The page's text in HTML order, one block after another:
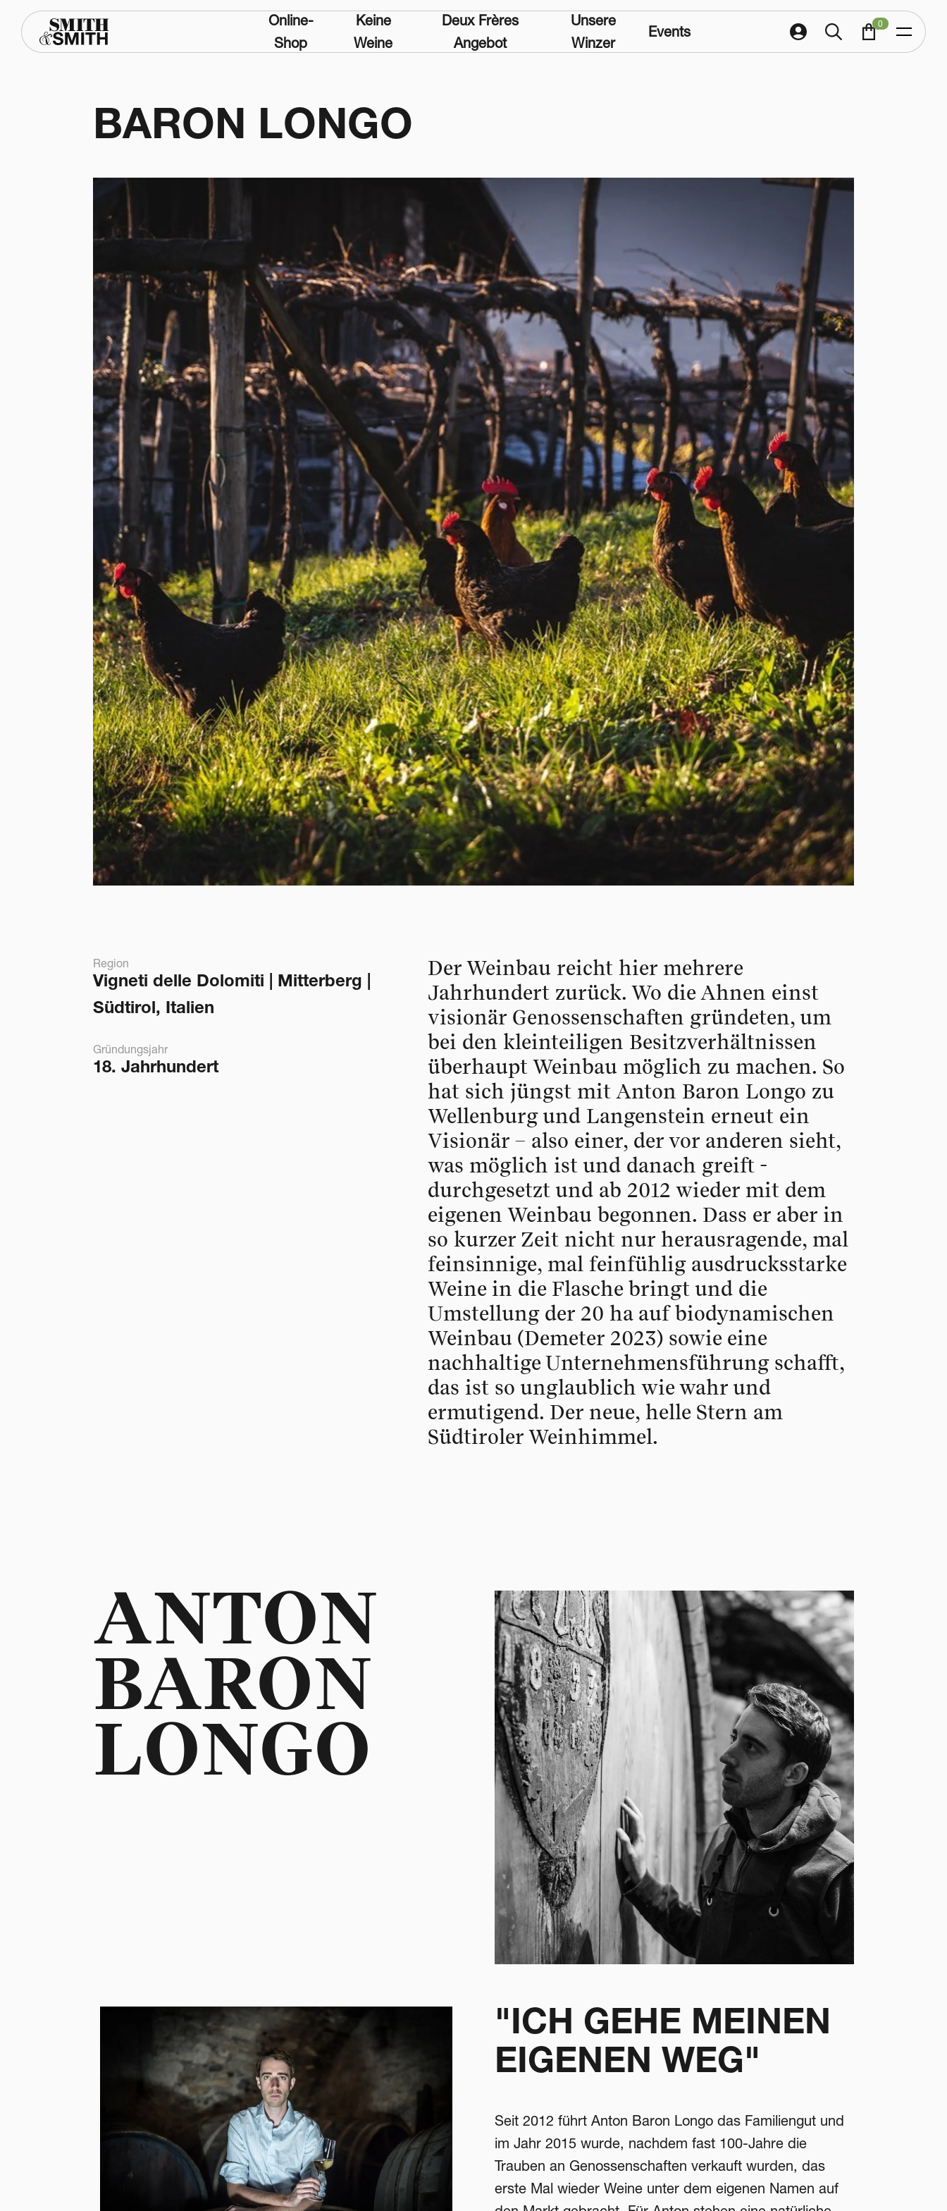
Online-
Shop
Keine
Weine
Deux Frères
Angebot
Unsere
Winzer
Events 0
BARON LONGO
Region
Vigneti delle Dolomiti | Mitterberg |
Südtirol, Italien
Gründungsjahr
18. Jahrhundert
Der Weinbau reicht hier mehrere
Jahrhundert zurück. Wo die Ahnen einst
visionär Genossenschaften gründeten, um
bei den kleinteiligen Besitzverhältnissen
überhaupt Weinbau möglich zu machen. So
hat sich jüngst mit Anton Baron Longo zu
Wellenburg und Langenstein erneut ein
Visionär – also einer, der vor anderen sieht,
was möglich ist und danach greift -
durchgesetzt und ab 2012 wieder mit dem
eigenen Weinbau begonnen. Dass er aber in
so kurzer Zeit nicht nur herausragende, mal
feinsinnige, mal feinfühlig ausdrucksstarke
Weine in die Flasche bringt und die
Umstellung der 20 ha auf biodynamischen
Weinbau (Demeter 2023) sowie eine
nachhaltige Unternehmensführung schafft,
das ist so unglaublich wie wahr und
ermutigend. Der neue, helle Stern am
Südtiroler Weinhimmel.
ANTON
BARON
LONGO
"ICH GEHE MEINEN
EIGENEN WEG"
Seit 2012 führt Anton Baron Longo das Familiengut und
im Jahr 2015 wurde, nachdem fast 100-Jahre die
Trauben an Genossenschaften verkauft wurden, das
erste Mal wieder Weine unter dem eigenen Namen auf